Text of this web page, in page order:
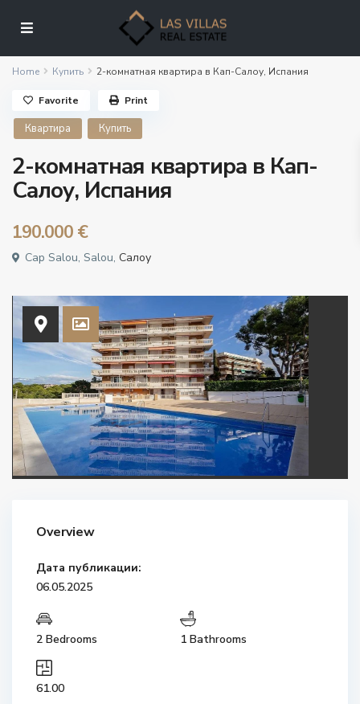
Home Купить 2-комнатная квартира в Кап-Салоу, Испания
Квартира Купить
2-комнатная квартира в Кап-
Салоу, Испания
190.000 €
Cap Salou, Salou, Салоу
Favorite Print
Overview
Дата публикации:
06.05.2025
2 Bedrooms 1 Bathrooms
61.00